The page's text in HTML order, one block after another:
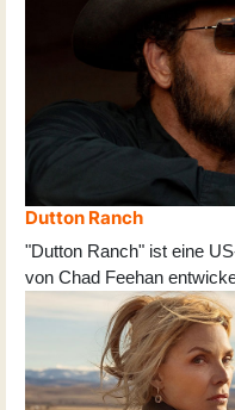
Dutton Ranch
"Dutton Ranch" ist eine
von Chad Feehan